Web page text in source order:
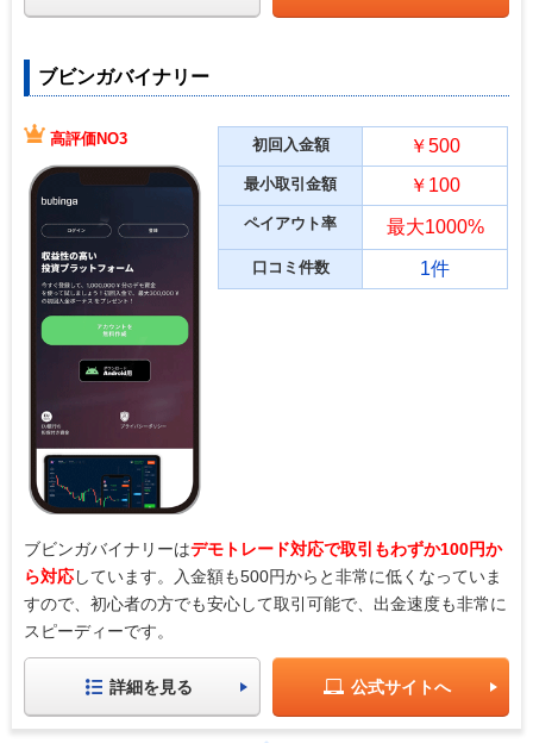
ブビンガバイナリー
高評価NO3 初回入金額 ￥500
最小取引金額 ￥100
ペイアウト率 最大1000%
口コミ件数 1件
ブビンガバイナリーはデモトレード対応で取引もわずか100円か
ら対応しています。入金額も500円からと非常に低くなっていま
すので、初心者の方でも安心して取引可能で、出金速度も非常に
スピーディーです。
詳細を見る 公式サイトへ